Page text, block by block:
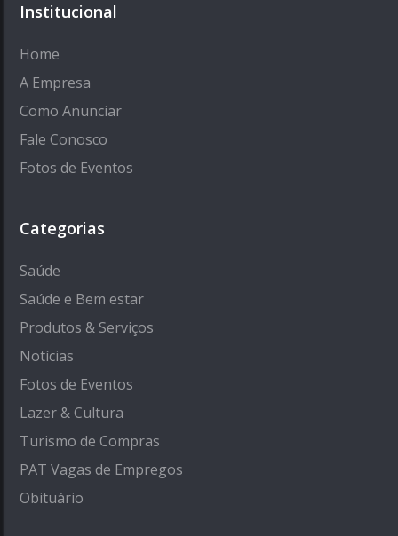
Institucional
Home
A Empresa
Como Anunciar
Fale Conosco
Fotos de Eventos
Categorias
Saúde
Saúde e Bem estar
Produtos & Serviços
Notícias
Fotos de Eventos
Lazer & Cultura
Turismo de Compras
PAT Vagas de Empregos
Obituário